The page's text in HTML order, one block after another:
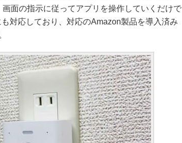
面の指示に従ってアプリを操作していくだけで
対応しており、対応のAmazon製品を導入済み